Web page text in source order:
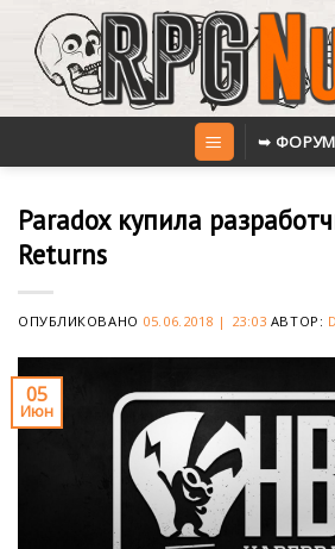
content
➥ ФОРУМ
Paradox купила
Returns
ОПУБЛИКОВАНО 05.06.2018 | 23:03 АВТОР:
05
Июн